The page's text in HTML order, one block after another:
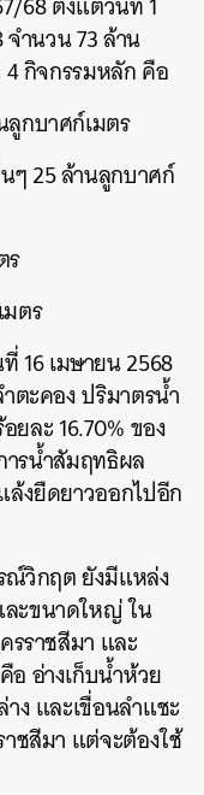
ำนวน 73 ล้าน
4 กิจกรรมหลัก คือ
ลูกบาศก์เมตร
ๆ 25 ล้านลูกบาศก์
ร
ตร
16 เมษายน 2568
ตะคอง ปริมาตรน้ำ
ยละ 16.70% ของ
รน้ำสัมฤทธิผล
งยืดยาวออกไปอีก
ณ์วิกฤต ยังมีแหล่ง
ละขนาดใหญ่ ใน
รราชสีมา และ
อ อ่างเก็บน้ำห้วย
ง และเขื่อนลำแชะ
ชสีมา แต่จะต้องใช้